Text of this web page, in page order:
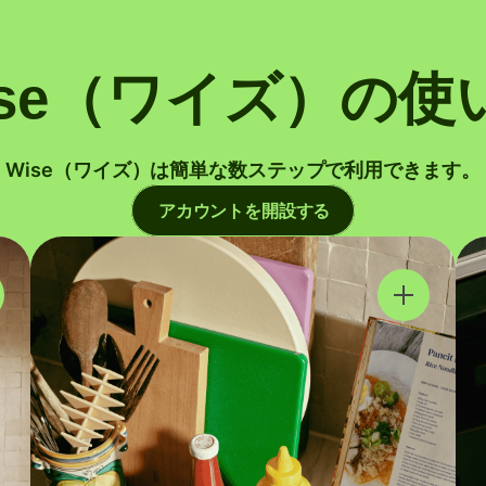
（ワイズ）の使
Wise（ワイズ）は簡単な数ステップで利用できます。
アカウントを開設する